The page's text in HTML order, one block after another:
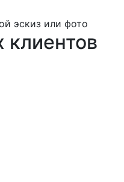
эскиз или фото